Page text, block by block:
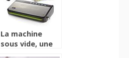
lors de votre
plongé
La machine
sous vide, une